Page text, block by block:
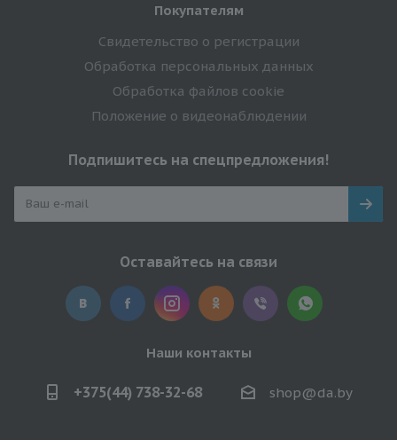
Покупателям
Свидетельство о регистрации
Обработка персональных данных
Обработка файлов cookie
Положение о видеонаблюдении
Подпишитесь на спецпредложения!
Оставайтесь на связи
Наши контакты
+375(44) 738-32-68 shop@da.by